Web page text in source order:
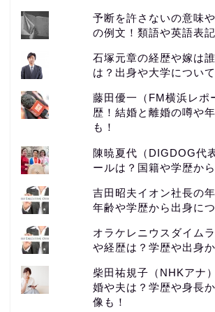
予断を許さないの意味
の例文！類語や英語表記
石塚元章の経歴や嫁は
は？出身や大学について
藤田優一（FM横浜レポ
歴！結婚と離婚の噂や
も！
陳暁夏代（DIGDOG代
ールは？国籍や学歴か
吉田昭夫イオン社長の
年齢や学歴から出身につ
オラケレニウスダイム
や経歴は？学歴や出身
柴田祐規子（NHKアナ
婚や夫は？学歴や身長
像も！